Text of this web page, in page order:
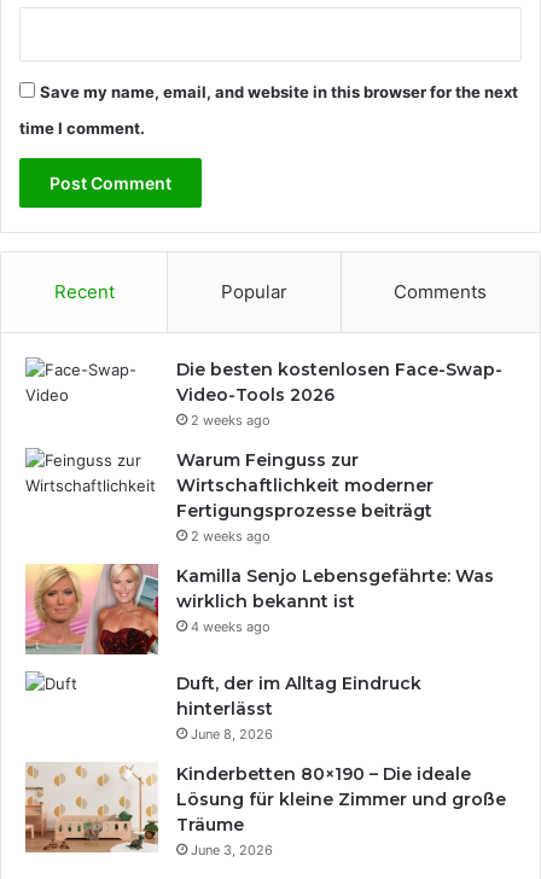
Save my name, email, and website in this browser for the next
time I comment.
Recent Popular Comments
Die besten kostenlosen Face-Swap-
Video-Tools 2026
2 weeks ago
Warum Feinguss zur
Wirtschaftlichkeit moderner
Fertigungsprozesse beiträgt
2 weeks ago
Kamilla Senjo Lebensgefährte: Was
wirklich bekannt ist
4 weeks ago
Duft, der im Alltag Eindruck
hinterlässt
June 8, 2026
Kinderbetten 80×190 – Die ideale
Lösung für kleine Zimmer und große
Träume
June 3, 2026